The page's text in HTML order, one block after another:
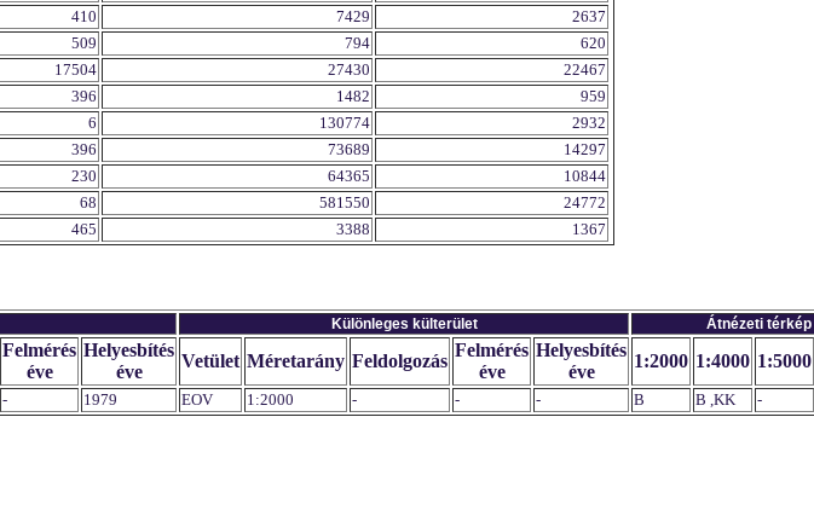
410 7429
2637
509 794
620
17504 27430
22467
396 1482
959
6 130774
2932
396 73689
14297
230 64365
10844
68 581550
24772
465 3388 1367
Különleges külterület Átnézeti térkép
Felmérés
éve
Helyesbítés
éve
Vetület Méretarány Feldolgozás
Felmérés
éve
Helyesbítés
éve
1:2000 1:4000 1:5000
- 1979 EOV 1:2000 - - - B B ,KK -